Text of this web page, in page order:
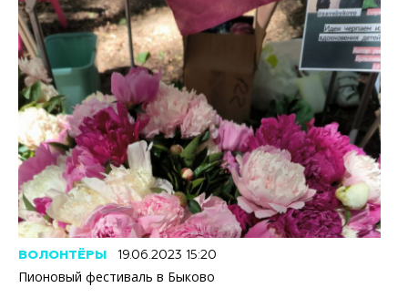
ВОЛОНТЁРЫ 19.06.2023 15:20
Пионовый фестиваль в Быково